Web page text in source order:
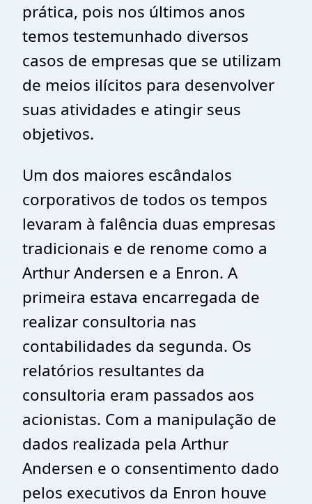
prática, pois nos últimos anos
temos testemunhado diversos
casos de empresas que se utilizam
de meios ilícitos para desenvolver
suas atividades e atingir seus
objetivos.
Um dos maiores escândalos
corporativos de todos os tempos
levaram à falência duas empresas
tradicionais e de renome como a
Arthur Andersen e a Enron. A
primeira estava encarregada de
realizar consultoria nas
contabilidades da segunda. Os
relatórios resultantes da
consultoria eram passados aos
acionistas. Com a manipulação de
dados realizada pela Arthur
Andersen e o consentimento dado
pelos executivos da Enron houve